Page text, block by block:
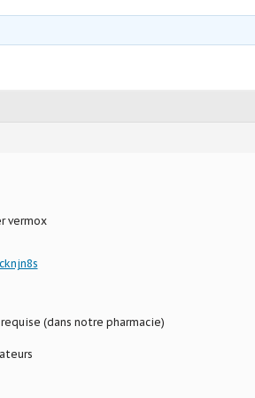
vermox
(dans notre pharmacie)